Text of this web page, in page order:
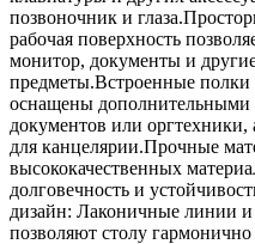
позвоночник и
рабочая поверхность
монитор, документы и
предметы.Встроенные
оснащены дополнительными
документов или
для канцелярии.Прочные
высококачественных
долговечность и
дизайн: Лаконичные линии и
позволяют столу